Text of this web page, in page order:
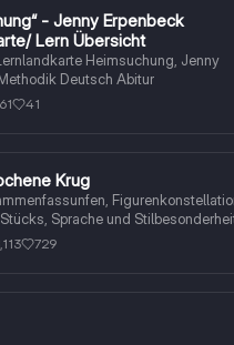
- Jenny Erpenbeck
Lern Übersicht
Heimsuchung, Jenny
Deutsch Abitur
41
Krug
Sprache und
Thematik, Interpretation
729